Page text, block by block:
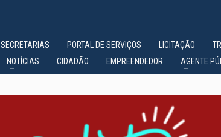
SECRETARIAS PORTAL DE SERVIÇOS LICITAÇÃO
NOTÍCIAS CIDADÃO EMPREENDEDOR AGENTE